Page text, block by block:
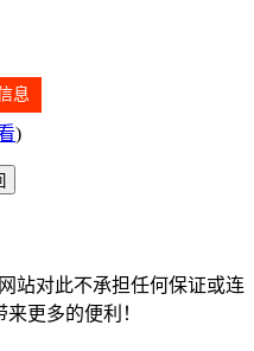
息
)
站对此不承担任何保证或连
更多的便利！